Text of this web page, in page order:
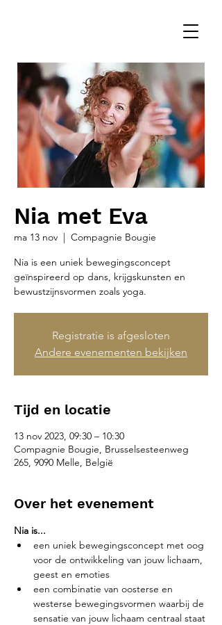
Nia met Eva
ma 13 nov
  |
Compagnie Bougie
Nia is een uniek bewegingsconcept
geïnspireerd op dans, krijgskunsten en
bewustzijnsvormen zoals yoga.
Registratie is afgesloten
Andere evenementen bekijken
Tijd en locatie
13 nov 2023, 09:30 – 10:30
Compagnie Bougie, Brusselsesteenweg
265, 9090 Melle, België
Over het evenement
Nia is...
een uniek bewegingsconcept met oog
voor de ontwikkeling van jouw lichaam,
geest en emoties
een combinatie van oosterse en
westerse bewegingsvormen waarbij de
sensatie van jouw lichaam centraal staat